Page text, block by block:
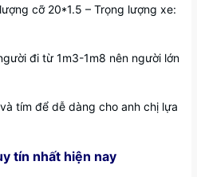
cỡ 20*1.5 – Trọng lượng xe:
đi từ 1m3-1m8 nên người lớn
tím để dễ dàng cho anh chị lựa
tín nhất hiện nay